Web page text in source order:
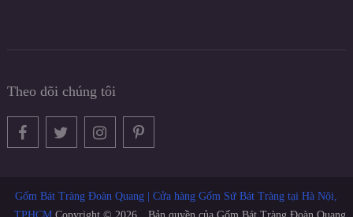
Theo dõi chúng tôi
Gốm Bát Tràng Đoàn Quang | Cửa hàng Gốm Sứ Bát Tràng tại Hà Nội,